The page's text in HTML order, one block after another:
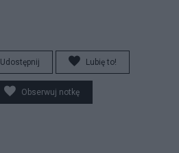
Udostępnij Lubię to!
Obserwuj notkę